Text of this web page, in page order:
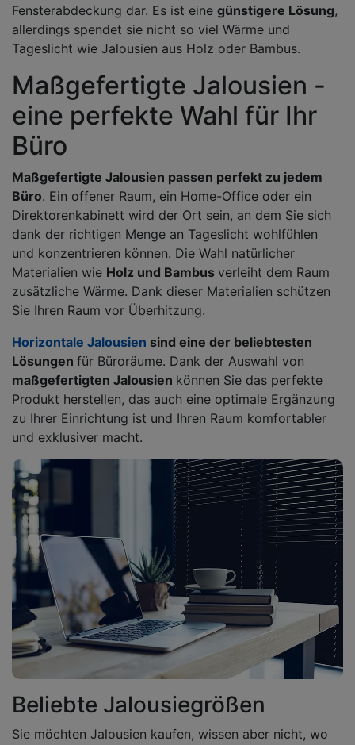
Fensterabdeckung dar. Es ist eine günstigere Lösung,
allerdings spendet sie nicht so viel Wärme und
Tageslicht wie Jalousien aus Holz oder Bambus.
Maßgefertigte Jalousien -
eine perfekte Wahl für Ihr
Büro
Maßgefertigte Jalousien passen perfekt zu jedem
Büro. Ein offener Raum, ein Home-Office oder ein
Direktorenkabinett wird der Ort sein, an dem Sie sich
dank der richtigen Menge an Tageslicht wohlfühlen
und konzentrieren können. Die Wahl natürlicher
Materialien wie Holz und Bambus verleiht dem Raum
zusätzliche Wärme. Dank dieser Materialien schützen
Sie Ihren Raum vor Überhitzung.
Horizontale Jalousien sind eine der beliebtesten
Lösungen für Büroräume. Dank der Auswahl von
maßgefertigten Jalousien können Sie das perfekte
Produkt herstellen, das auch eine optimale Ergänzung
zu Ihrer Einrichtung ist und Ihren Raum komfortabler
und exklusiver macht.
Beliebte Jalousiegrößen
Sie möchten Jalousien kaufen, wissen aber nicht, wo